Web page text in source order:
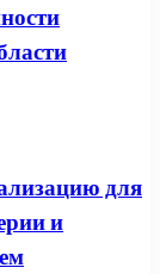
для
и